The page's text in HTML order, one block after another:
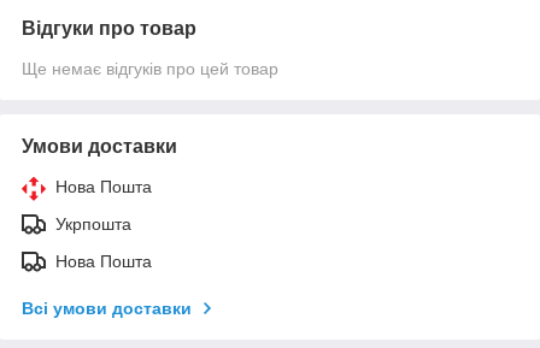
Відгуки про товар
Ще немає відгуків про цей товар
Умови доставки
Нова Пошта
Укрпошта
Нова Пошта
Всі умови доставки